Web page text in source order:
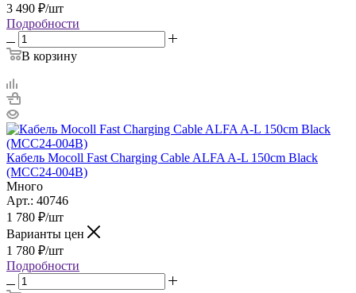
3 490 ₽/шт
Подробности
В корзину
Кабель Mocoll Fast Charging Cable ALFA A-L 150cm Black
(MСС24-004B)
Много
Арт.: 40746
1 780 ₽/шт
Варианты цен
1 780 ₽/шт
Подробности